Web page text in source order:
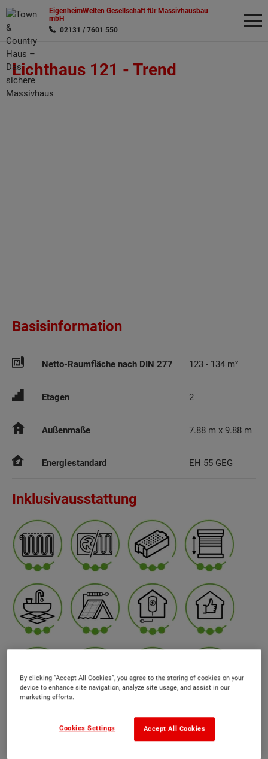
EigenheimWelten Gesellschaft für Massivhausbau
mbH
02131 / 7601 550
Lichthaus 121 - Trend
Basisinformation
Netto-Raumfläche nach DIN 277 123 - 134 m²
Etagen 2
Außenmaße 7.88 m x 9.88 m
Energiestandard EH 55 GEG
Inklusivausstattung
Wonach möchten Sie suchen?
By clicking “Accept All Cookies”, you agree to the storing of cookies on your
device to enhance site navigation, analyze site usage, and assist in our
marketing efforts.
Accept All Cookies
Cookies Settings